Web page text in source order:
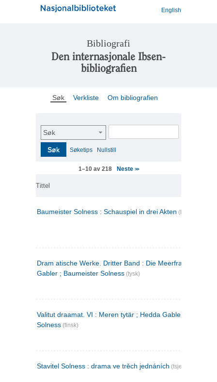
English
Bibliografi
Den internasjonale Ibsen-
bibliografien
Søk Verkliste Om bibliografien
Søk
Søk Søketips Nullstill
1–10 av 218 Neste >>
Tittel
Baumeister Solness : Schauspiel in drei Akten (tysk)
Dram atische Werke. Dritter Band : Die Meerfrau ; Hedda
Gabler ; Baumeister Solness (tysk)
Valitut draamat. VI : Meren tytär ; Hedda Gabler ;
Solness (finsk)
Stavitel Solness : drama ve trěch jednáních (tsjekkisk)